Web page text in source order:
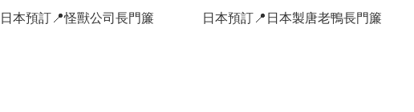
日本預訂📍怪獸公司長門簾 日本預訂📍日本製唐老鴨長門簾